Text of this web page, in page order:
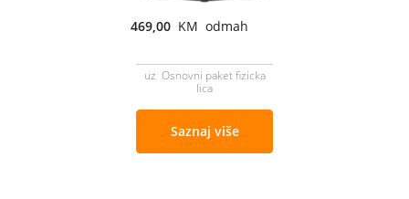
469,00 KM odmah
uz Osnovni paket fizicka
lica
Saznaj više